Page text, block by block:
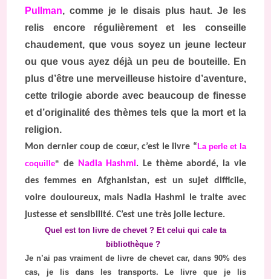
Pullman, comme je le disais plus haut. Je les
relis encore régulièrement et les conseille
chaudement, que vous soyez un jeune lecteur
ou que vous ayez déjà un peu de bouteille. En
plus d’être une merveilleuse histoire d’aventure,
cette trilogie aborde avec beaucoup de finesse
et d’originalité des thèmes tels que la mort et la
religion.
Mon dernier coup de cœur, c’est le livre “ La perle et la
coquille“ de Nadia Hashmi. Le thème abordé, la vie
des femmes en Afghanistan, est un sujet difficile,
voire douloureux, mais Nadia Hashmi le traite avec
justesse et sensibilité. C’est une très jolie lecture.
Quel est ton livre de chevet ? Et celui qui cale ta
bibliothèque ?
Je n’ai pas vraiment de livre de chevet car, dans 90% des
cas, je lis dans les transports. Le livre que je lis